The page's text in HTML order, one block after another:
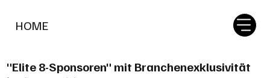
HOME
"Elite 8-Sponsoren" mit Branchenexklusivität